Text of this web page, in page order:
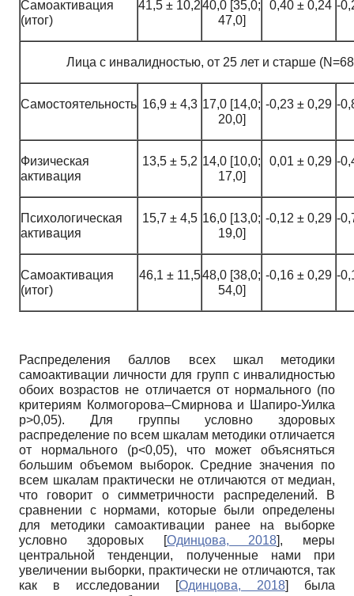
Самоактивация
(итог)
41,5 ± 10,240,0 [35,0;
47,0]
0,40 ± 0,24 -
Лица с инвалидностью, от 25 лет и старше
Самостоятельность 16,9 ± 4,3 17,0 [14,0;
20,0]
-0,23 ± 0,29 -
Физическая
активация
13,5 ± 5,2 14,0 [10,0;
17,0]
0,01 ± 0,29 -
Психологическая
активация
15,7 ± 4,5 16,0 [13,0;
19,0]
-0,12 ± 0,29 -
Самоактивация
(итог)
46,1 ± 11,548,0 [38,0;
54,0]
-0,16 ± 0,29 -
Распределения баллов всех шкал методики
самоактивации личности для групп с инвалидностью
обоих возрастов не отличается от нормального (по
критериям Колмогорова–Смирнова и Шапиро-Уилка
р>0,05). Для группы условно здоровых
распределение по всем шкалам методики отличается
от нормального (р<0,05), что может объясняться
большим объемом выборок. Средние значения по
всем шкалам практически не отличаются от медиан,
что говорит о симметричности распределений. В
сравнении с нормами, которые были определены
для методики самоактивации ранее на выборке
условно здоровых
[Одинцова, 2018], меры
центральной тенденции, полученные нами при
увеличении выборки, практически не отличаются, так
как в исследовании
[Одинцова, 2018]
была